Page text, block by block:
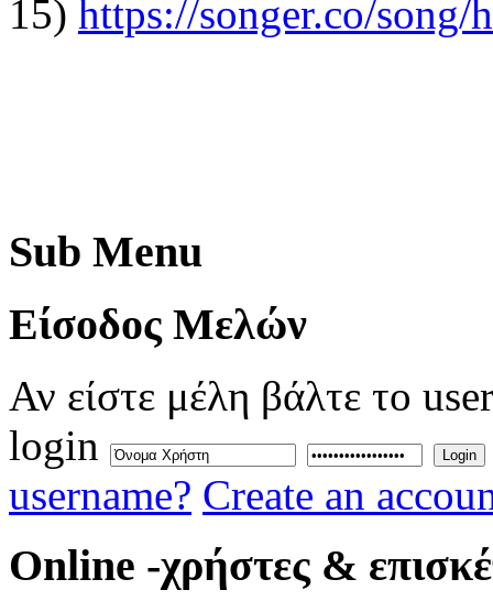
15) https://songer.co/
Sub Menu
Eίσοδος Μελών
Αν είστε μέλη βάλτε το
login
Login
username? Create an
Online -χρήστες &